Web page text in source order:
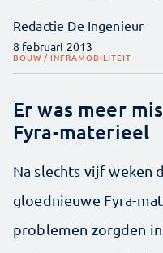
Redactie De Ingenieur
8 februari 2013
BOUW / INFRAMOBILITEIT
Er was meer
Fyra-materieel
Na slechts vijf weken
gloednieuwe Fyra-
problemen zorgden